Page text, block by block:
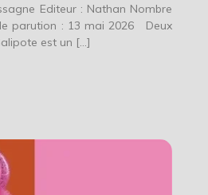
Editeur : Nathan Nombre
parution : 13 mai 2026 Deux
est un […]